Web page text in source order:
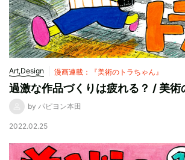
Art,Design 漫画連載：『美術のトラちゃん』
過激な作品づくりは疲れる？ / 美術
by パピヨン本田
2022.02.25